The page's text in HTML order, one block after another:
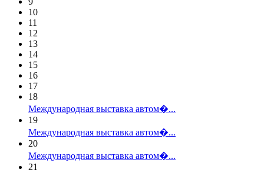
10
11
12
13
14
15
16
17
18
Международная выставка автом�...
19
Международная выставка автом�...
20
Международная выставка автом�...
21